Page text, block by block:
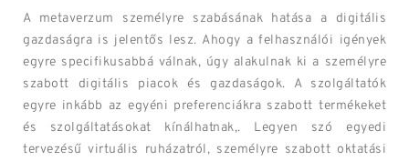
A metaverzum személyre szabásának hatása a digitális
gazdaságra is jelentős lesz. Ahogy a felhasználói igények
egyre specifikusabbá válnak, úgy alakulnak ki a személyre
szabott digitális piacok és gazdaságok. A szolgáltatók
egyre inkább az egyéni preferenciákra szabott termékeket
és szolgáltatásokat kínálhatnak,. Legyen szó egyedi
tervezésű virtuális ruházatról, személyre szabott oktatási